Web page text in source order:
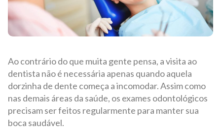
Ao contrário do que muita gente pensa, a visita ao
dentista não é necessária apenas quando aquela
dorzinha de dente começa a incomodar. Assim como
nas demais áreas da saúde, os exames odontológicos
precisam ser feitos regularmente para manter sua
boca saudável.